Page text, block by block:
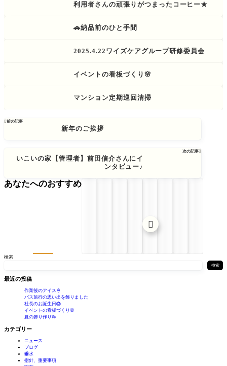
利用者さんの頑張りがつまったコーヒー★
🚗納品前のひと手間
2025.4.22ワイズケアグループ研修委員会
イベントの看板づくり🌸
マンション定期巡回清掃
前の記事
新年のご挨拶
次の記事
いこいの家【管理者】前田信介さんにイ
ンタビュー♪
検索
検索
最近の投稿
作業後のアイス🍦
バス旅行の思い出を飾りました
社長のお誕生日🎂
イベントの看板づくり🌸
夏の飾り作り🎋
カテゴリー
ニュース
ブログ
垂水
指針、重要事項
あなたへのおすすめ
